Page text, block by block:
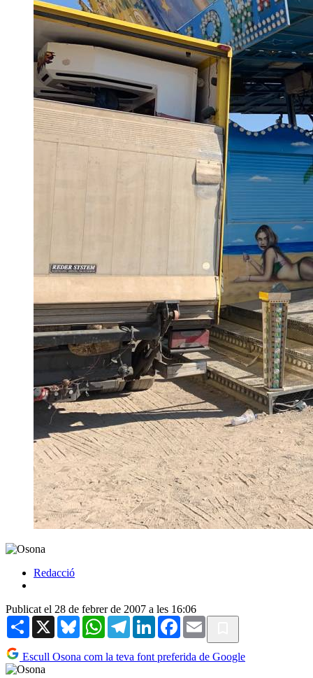
Redacció
Publicat el 28 de febrer de 2007 a les 16:06
Share X BlueskyWhatsAppTelegramLinkedInFacebook
Email
Escull Osona com la teva font preferida de Google